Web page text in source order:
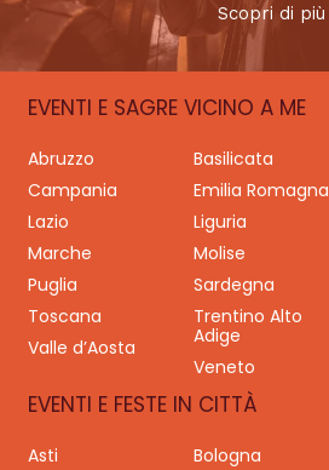
Scopri di più
EVENTI E SAGRE VICINO A ME
Abruzzo Basilicata
Campania
Emilia Romagna
Lazio
Liguria
Marche
Molise
Puglia
Sardegna
Toscana
Trentino Alto
Adige
Valle d’Aosta
Veneto
EVENTI E FESTE IN CITTÀ
Asti Bologna